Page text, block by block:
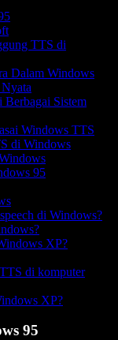
TTS di
Dalam Windows
Sistem
Windows TTS
di Windows
95
di Windows?
XP?
di komputer
XP?
95